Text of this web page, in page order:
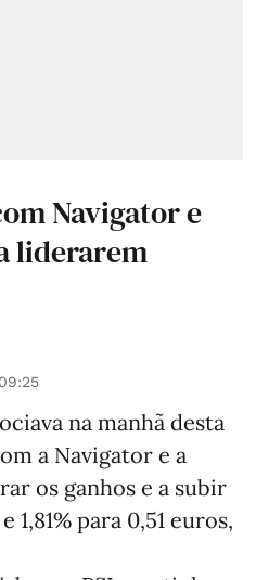
Navigator e
liderarem
na manhã desta
a Navigator e a
os ganhos e a subir
1,81% para 0,51 euros,